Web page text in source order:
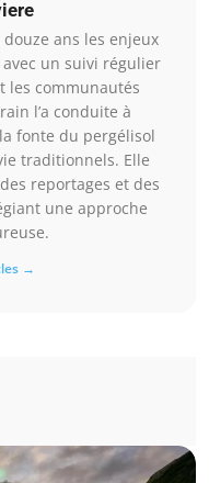
ans les enjeux
un suivi régulier
les communautés
l’a conduite à
fonte du pergélisol
traditionnels. Elle
reportages et des
une approche
→